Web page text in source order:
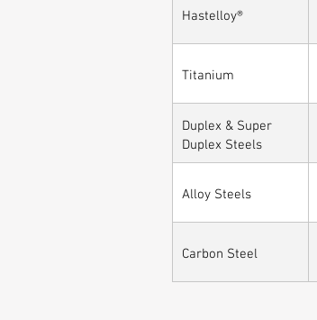
Hastelloy®
Titanium
Duplex & Super
Duplex Steels
Alloy Steels
Carbon Steel